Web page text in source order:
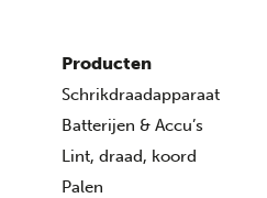
Producten
Schrikdraadapparaat
Batterijen & Accu’s
Lint, draad, koord
Palen